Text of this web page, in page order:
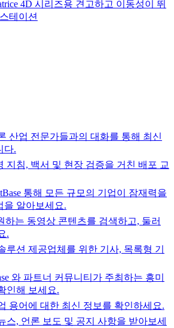
4D 시리즈용 견고하고 이동성이 뛰
테이션
산업 전문가들과의 대화를 통해 최신
다.
지침, 백서 및 현장 검증을 거친 배포 교
통해 모든 규모의 기업이 잠재력을
을 알아보세요.
하는 동영상 콘텐츠를 검색하고, 둘러
.
루션 제공업체를 위한 기사, 목록형 기
와 파트너 커뮤니티가 주최하는 흥미
인해 보세요.
용어에 대한 최신 정보를 확인하세요.
스, 언론 보도 및 공지 사항을 받아보세